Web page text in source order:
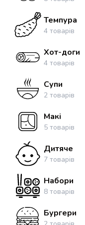
Темпура
4 товарів
Хот-доги
4 товарів
Супи
2 товарів
Макі
5 товарів
Дитяче
7 товарів
Набори
8 товарів
Бургери